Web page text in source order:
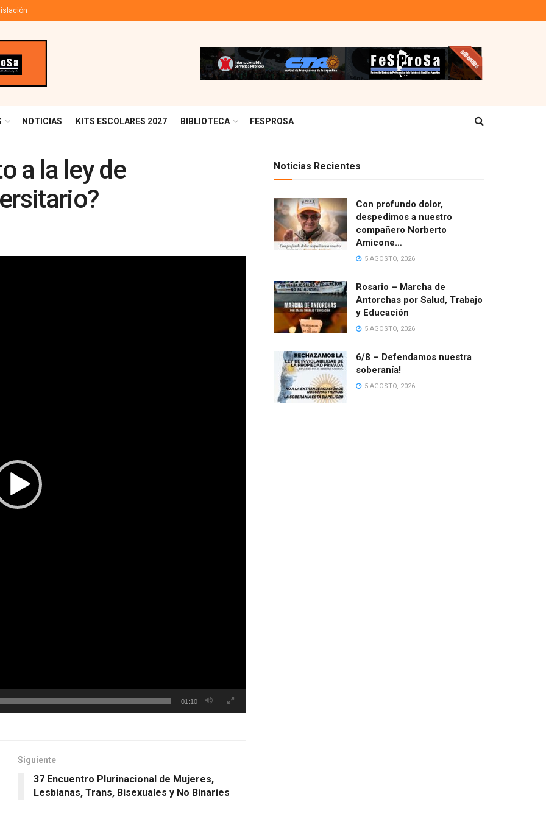
NOTICIAS KITS ESCOLARES 2027 BIBLIOTECA FESPROSA
a la ley de
01:10
Siguiente
37 Encuentro Plurinacional de Mujeres,
Lesbianas, Trans, Bisexuales y No Binaries
Noticias Recientes
Con profundo dolor,
despedimos a nuestro
compañero Norberto
Amicone…
5 AGOSTO, 2026
Rosario – Marcha de
Antorchas por Salud, Trabajo
y Educación
5 AGOSTO, 2026
6/8 – Defendamos nuestra
soberanía!
5 AGOSTO, 2026